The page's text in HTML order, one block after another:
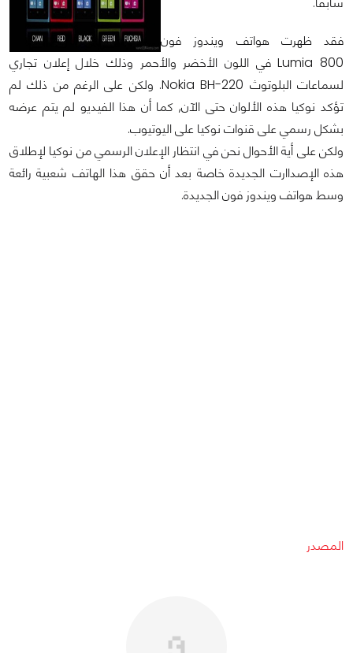
فقد ظهرت هواتف ويندوز فون
Lumia 800 في اللون الأخضر والأحمر وذلك خلال إعلان تجاري
لسماعات البلوتوث Nokia BH-220. ولكن على الرغم من ذلك لم
تؤكد نوكيا هذه الألوان حتى الآن, كما أن هذا الفيديو لم يتم عرضه
بشكل رسمي على قنوات نوكيا على اليوتيوب.
ولكن على أية الأحوال نحن في انتظار الإعلان الرسمي من نوكيا لإطلاق
هذه الإصداارت الجديدة خاصة بعد أن حقق هذا الهاتف شعبية رائعة
وسط هواتف ويندوز فون الجديدة.
المصدر